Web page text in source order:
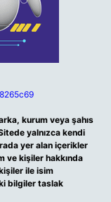
kurum veya şahıs
yalnızca kendi
yer alan içerikler
ve kişiler hakkında
ile isim
bilgiler taslak